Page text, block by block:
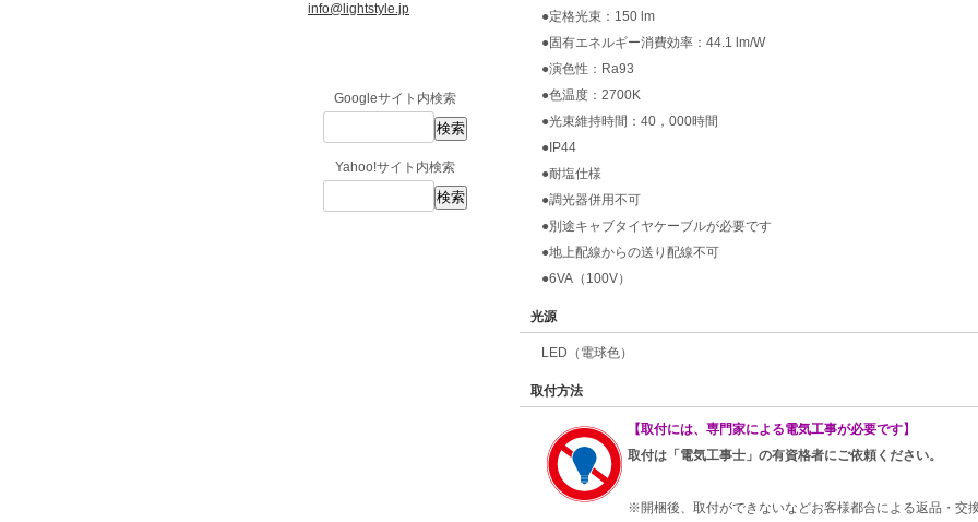
info@lightstyle.jp
Googleサイト内検索
Yahoo!サイト内検索
●定格光束：150 lm
●固有エネルギー消費効率：44.1 lm/W
●演色性：Ra93
●色温度：2700K
●光束維持時間：40，000時間
●IP44
●耐塩仕様
●調光器併用不可
●別途キャブタイヤケーブルが必要です
●地上配線からの送り配線不可
●6VA（100V）
光源
LED（電球色）
取付方法
【取付には、専門家による電気工事が必要です】
取付は「電気工事士」の有資格者にご依頼ください。
※開梱後、取付ができないなどお客様都合による返品・交